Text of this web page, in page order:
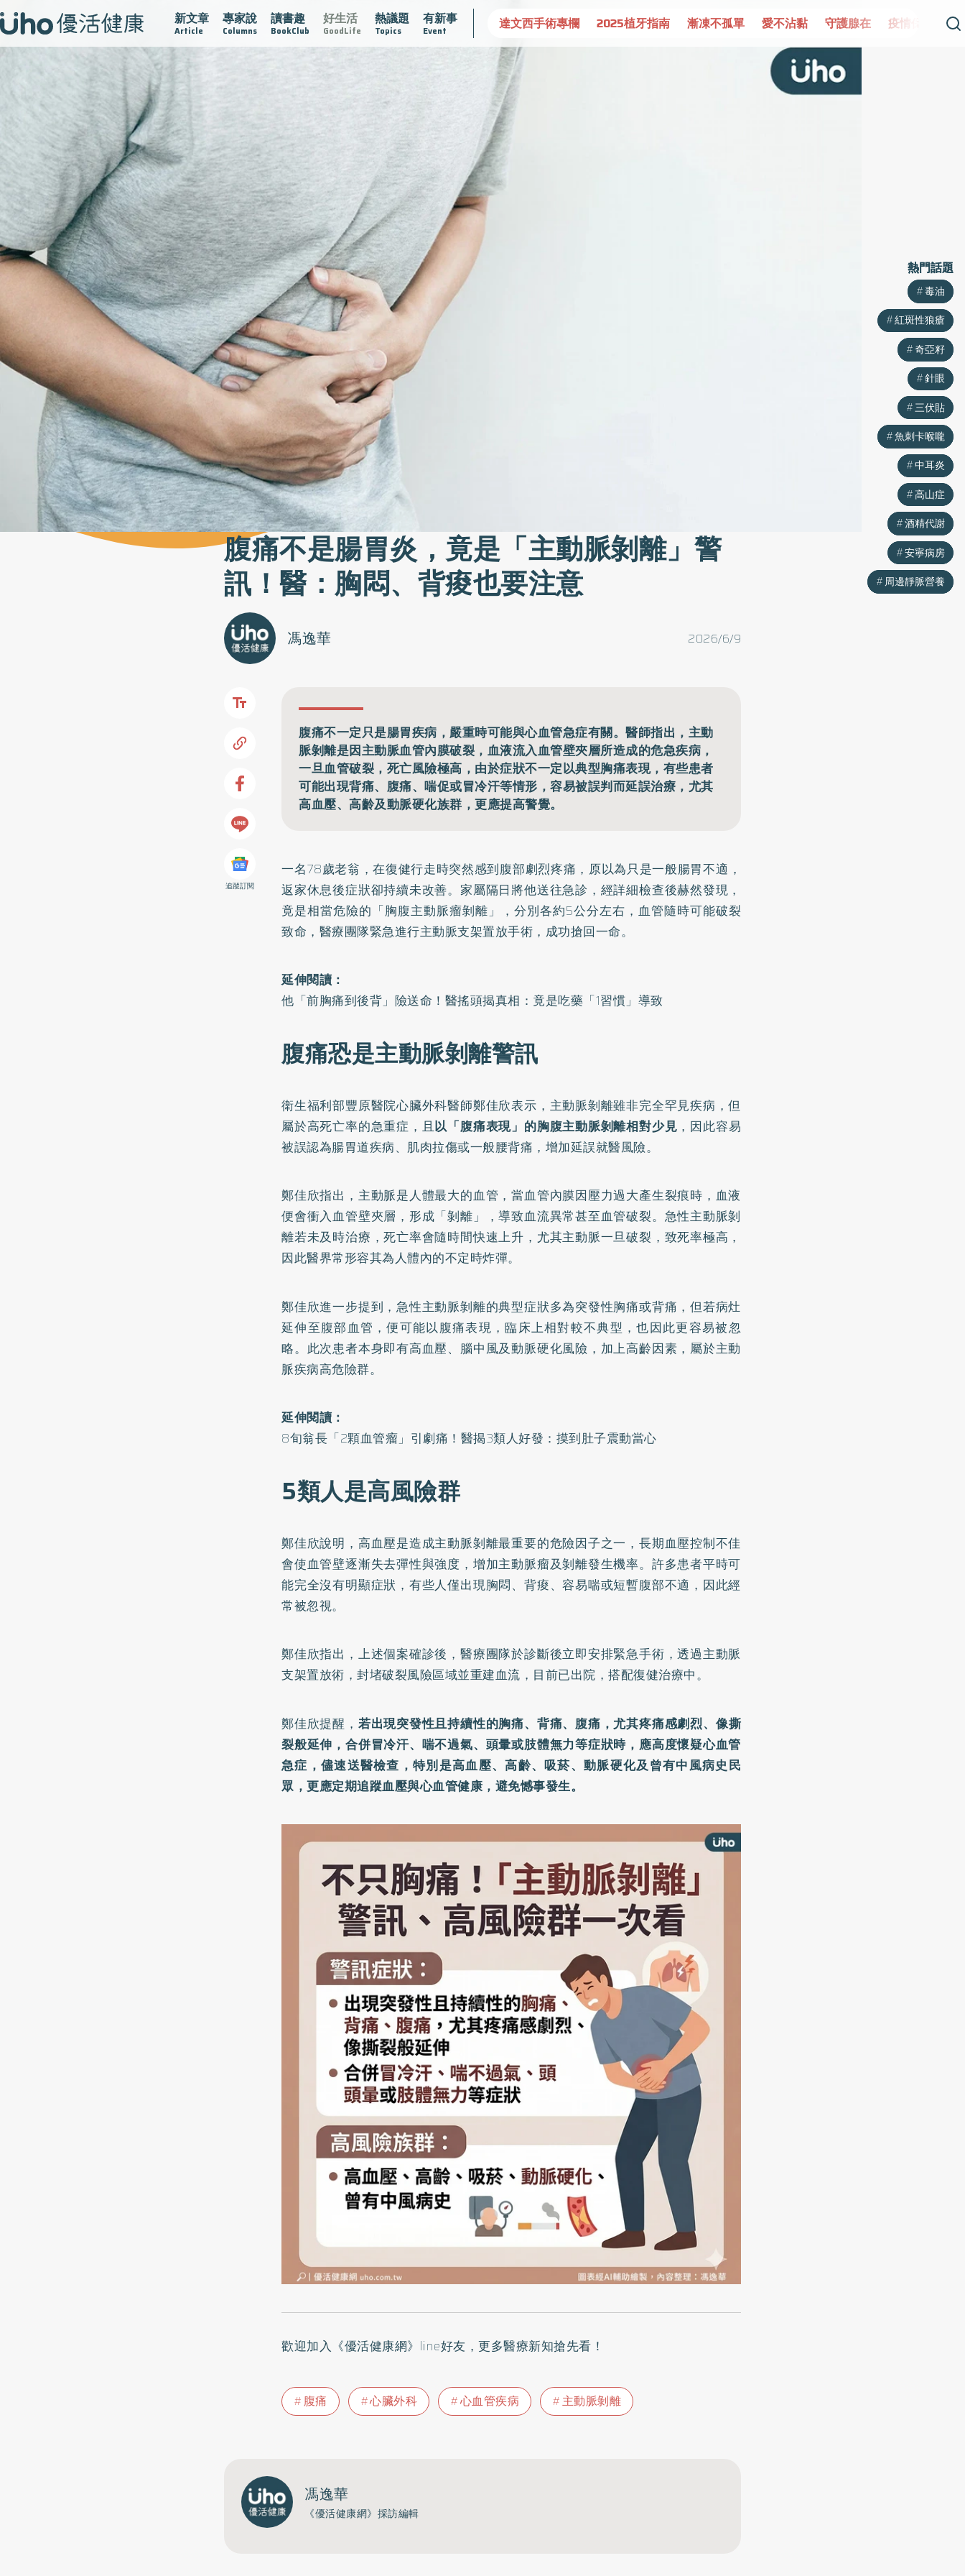
新文章
Article
專家說
Columns
讀書趣
BookClub
好生活
GoodLife
熱議題
Topics
有新事
Event
疫情保衛戰 再生醫學 愛的未來視 認識攝護腺肥大 守護骨骼健康 達文西手術專欄 2025植牙指南 漸凍不孤單 愛不沾黏 守護腺在 疫情保衛戰 再生醫學 愛的
腹痛不是腸胃炎，竟是「主動脈剝離」警
訊！醫：胸悶、背痠也要注意
2026/6/9
馮逸華
追蹤訂閱
腹痛不一定只是腸胃疾病，嚴重時可能與心血管急症有關。醫師指出，主動
脈剝離是因主動脈血管內膜破裂，血液流入血管壁夾層所造成的危急疾病，
一旦血管破裂，死亡風險極高，由於症狀不一定以典型胸痛表現，有些患者
可能出現背痛、腹痛、喘促或冒冷汗等情形，容易被誤判而延誤治療，尤其
高血壓、高齡及動脈硬化族群，更應提高警覺。
一名78歲老翁，在復健行走時突然感到腹部劇烈疼痛，原以為只是一般腸胃不適，
返家休息後症狀卻持續未改善。家屬隔日將他送往急診，經詳細檢查後赫然發現，
竟是相當危險的「胸腹主動脈瘤剝離」，分別各約5公分左右，血管隨時可能破裂
致命，醫療團隊緊急進行主動脈支架置放手術，成功搶回一命。
延伸閱讀：
他「前胸痛到後背」險送命！醫搖頭揭真相：竟是吃藥「1習慣」導致
腹痛恐是主動脈剝離警訊
衛生福利部豐原醫院心臟外科醫師鄭佳欣表示，主動脈剝離雖非完全罕見疾病，但
屬於高死亡率的急重症，且以「腹痛表現」的胸腹主動脈剝離相對少見 ，因此容易
被誤認為腸胃道疾病、肌肉拉傷或一般腰背痛，增加延誤就醫風險。
鄭佳欣指出，主動脈是人體最大的血管，當血管內膜因壓力過大產生裂痕時，血液
便會衝入血管壁夾層，形成「剝離」，導致血流異常甚至血管破裂。急性主動脈剝
離若未及時治療，死亡率會隨時間快速上升，尤其主動脈一旦破裂，致死率極高，
因此醫界常形容其為人體內的不定時炸彈。
鄭佳欣進一步提到，急性主動脈剝離的典型症狀多為突發性胸痛或背痛，但若病灶
延伸至腹部血管，便可能以腹痛表現，臨床上相對較不典型，也因此更容易被忽
略。此次患者本身即有高血壓、腦中風及動脈硬化風險，加上高齡因素，屬於主動
脈疾病高危險群。
延伸閱讀：
8旬翁長「2顆血管瘤」引劇痛！醫揭3類人好發：摸到肚子震動當心
5類人是高風險群
鄭佳欣說明，高血壓是造成主動脈剝離最重要的危險因子之一，長期血壓控制不佳
會使血管壁逐漸失去彈性與強度，增加主動脈瘤及剝離發生機率。許多患者平時可
能完全沒有明顯症狀，有些人僅出現胸悶、背痠、容易喘或短暫腹部不適，因此經
常被忽視。
鄭佳欣指出，上述個案確診後，醫療團隊於診斷後立即安排緊急手術，透過主動脈
支架置放術，封堵破裂風險區域並重建血流，目前已出院，搭配復健治療中。
鄭佳欣提醒， 若出現突發性且持續性的胸痛、背痛、腹痛，尤其疼痛感劇烈、像撕
裂般延伸，合併冒冷汗、喘不過氣、頭暈或肢體無力等症狀時，應高度懷疑心血管
急症，儘速送醫檢查，特別是高血壓、高齡、吸菸、動脈硬化及曾有中風病史民
眾，更應定期追蹤血壓與心血管健康，避免憾事發生。
歡迎加入 《優活健康網》line好友 ，更多醫療新知搶先看！
腹痛 心臟外科 心血管疾病 主動脈剝離
馮逸華
《優活健康網》採訪編輯
熱門話題
毒油
紅斑性狼瘡
奇亞籽
針眼
三伏貼
魚刺卡喉嚨
中耳炎
高山症
酒精代謝
安寧病房
周邊靜脈營養
熱門話題
毒油
紅斑性狼瘡
奇亞籽
針眼
三伏貼
魚刺卡喉嚨
中耳炎
高山症
酒精代謝
安寧病房
周邊靜脈營養